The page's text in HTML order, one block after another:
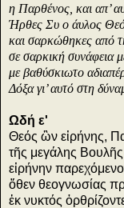
η Παρθένος, και απ’
Ήρθες Συ ο άυλος
και σαρκώθηκες από
σε σαρκική συνάφεια
με βαθύσκιωτο
Δόξα γι’ αυτό στη
Ωδή ε'
Θεός ὢν εἰρήνης,
τῆς μεγάλης
εἰρήνην
ὅθεν θεογνωσίας
ἐκ νυκτός